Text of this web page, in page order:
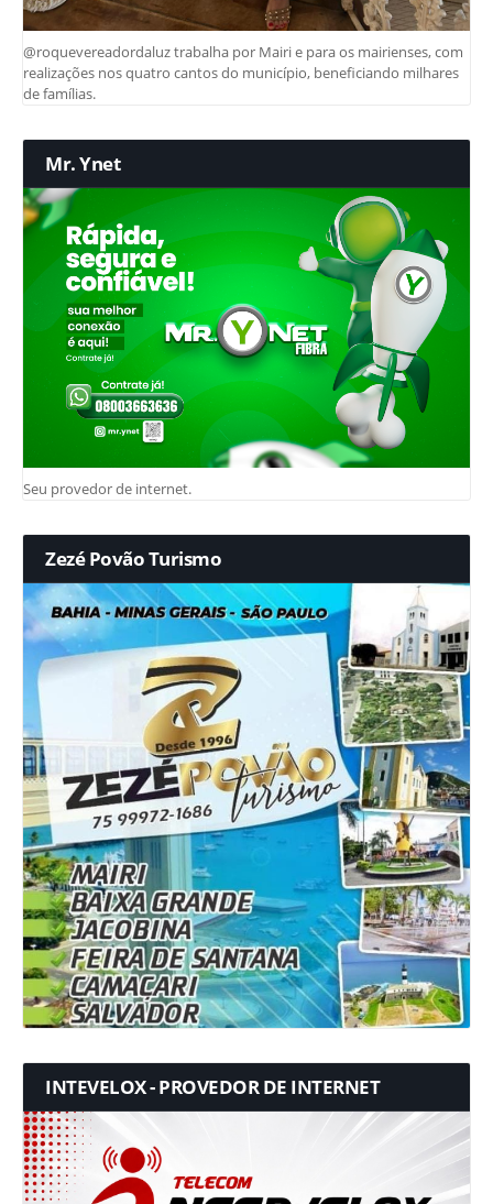
@roquevereadordaluz trabalha por Mairi e para os mairienses, com
realizações nos quatro cantos do município, beneficiando milhares
de famílias.
Mr. Ynet
Seu provedor de internet.
Zezé Povão Turismo
INTEVELOX - PROVEDOR DE INTERNET